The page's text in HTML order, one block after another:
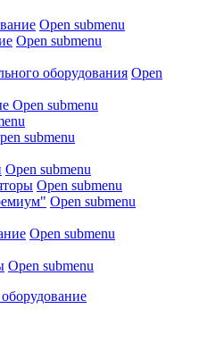
Open submenu
Open submenu
оборудования Open
Open submenu
submenu
Open submenu
Open submenu
Open submenu
Open submenu
Open submenu